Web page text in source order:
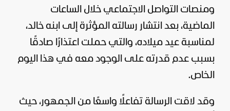
ومنصات التواصل الاجتماعي خلال الساعات
الماضية، بعد انتشار رسالته المؤثرة إلى ابنه خالد،
لمناسبة عيد ميلاده، والتي حملت اعتذارًا صادقًا
بسبب عدم قدرته على الوجود معه في هذا اليوم
الخاص.
وقد لاقت الرسالة تفاعلًا واسعًا من الجمهور، حيث